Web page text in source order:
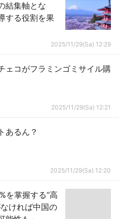
結集軸とな
する役割を果
2025/11/29(Sa) 12:29
ェコがフラミンゴミサイル購
2025/11/29(Sa) 12:21
あるん？
2025/11/29(Sa) 12:20
を掌握する“高
ければ中国の